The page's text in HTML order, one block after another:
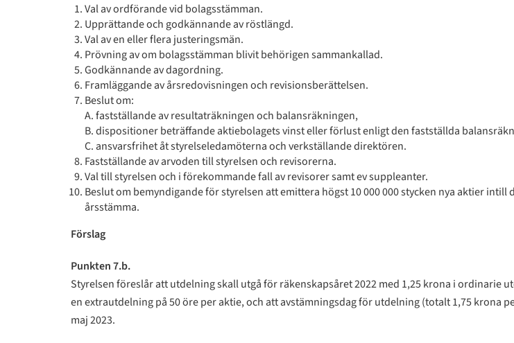
Val av ordförande vid bolagsstämman.
Upprättande och godkännande av röstlängd.
Val av en eller flera justeringsmän.
Prövning av om bolagsstämman blivit behörigen sammankallad.
Godkännande av dagordning.
Framläggande av årsredovisningen och revisionsberättelsen.
Beslut om:
A. fastställande av resultaträkningen och balansräkningen,
B. dispositioner beträffande aktiebolagets vinst eller förlust enligt den fastställda
C. ansvarsfrihet åt styrelseledamöterna och verkställande direktören.
Fastställande av arvoden till styrelsen och revisorerna.
Val till styrelsen och i förekommande fall av revisorer samt ev suppleanter.
Beslut om bemyndigande för styrelsen att emittera högst 10 000 000 stycken nya aktier intill
årsstämma.
Förslag
Punkten 7.b.
Styrelsen föreslår att utdelning skall utgå för räkenskapsåret 2022 med 1,25 krona i ordinarie
en extrautdelning på 50 öre per aktie, och att avstämningsdag för utdelning (totalt 1,75 krona
maj 2023.